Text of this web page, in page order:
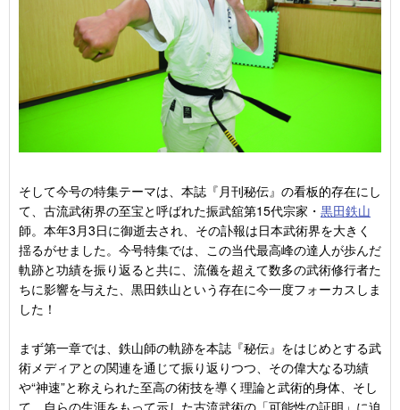
そして今号の特集テーマは、本誌『月刊秘伝』の看板的存在にし
て、古流武術界の至宝と呼ばれた振武舘第15代宗家・ 黒田鉄山
師。本年3月3日に御逝去され、その訃報は日本武術界を大きく
揺るがせました。今号特集では、この当代最高峰の達人が歩んだ
軌跡と功績を振り返ると共に、流儀を超えて数多の武術修行者た
ちに影響を与えた、黒田鉄山という存在に今一度フォーカスしま
した！
まず第一章では、鉄山師の軌跡を本誌『秘伝』をはじめとする武
術メディアとの関連を通じて振り返りつつ、その偉大なる功績
や“神速”と称えられた至高の術技を導く理論と武術的身体、そし
て、自らの生涯をもって示した古流武術の「可能性の証明」に迫